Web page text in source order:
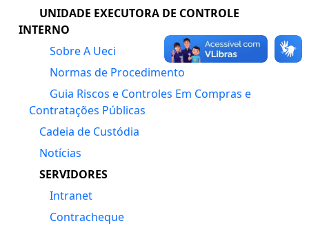
UNIDADE EXECUTORA DE CONTROLE
INTERNO
Sobre A Ueci
Normas de Procedimento
Guia Riscos e Controles Em Compras e
Contratações Públicas
Cadeia de Custódia
Notícias
SERVIDORES
Intranet
Contracheque